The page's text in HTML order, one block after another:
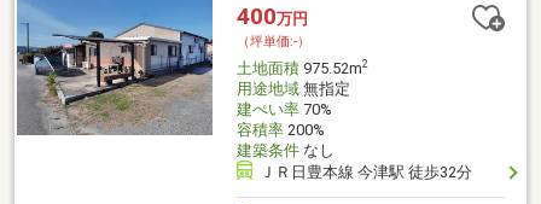
400万円
（坪単価:-）
土地面積975.52m2
用途地域無指定
建ぺい率70%
容積率200%
建築条件なし
ＪＲ日豊本線 今津駅 徒歩32分